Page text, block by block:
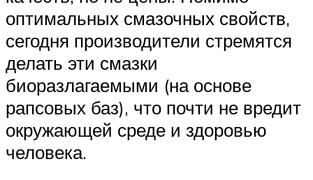
оптимальных смазочных свойств,
сегодня производители стремятся
делать эти смазки
биоразлагаемыми (на основе
рапсовых баз), что почти не вредит
окружающей среде и здоровью
человека.